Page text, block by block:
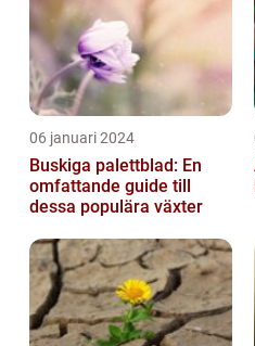
06 januari 2024
Buskiga palettblad: En
omfattande guide till
dessa populära växter